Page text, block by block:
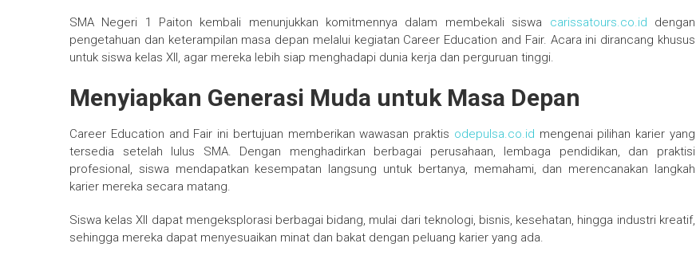
SMA Negeri 1 Paiton kembali menunjukkan komitmennya dalam membekali siswa carissatours.co.id dengan
pengetahuan dan keterampilan masa depan melalui kegiatan Career Education and Fair. Acara ini dirancang khusus
untuk siswa kelas XII, agar mereka lebih siap menghadapi dunia kerja dan perguruan tinggi.
Menyiapkan Generasi Muda untuk Masa Depan
Career Education and Fair ini bertujuan memberikan wawasan praktis odepulsa.co.id mengenai pilihan karier yang
tersedia setelah lulus SMA. Dengan menghadirkan berbagai perusahaan, lembaga pendidikan, dan praktisi
profesional, siswa mendapatkan kesempatan langsung untuk bertanya, memahami, dan merencanakan langkah
karier mereka secara matang.
Siswa kelas XII dapat mengeksplorasi berbagai bidang, mulai dari teknologi, bisnis, kesehatan, hingga industri kreatif,
sehingga mereka dapat menyesuaikan minat dan bakat dengan peluang karier yang ada.